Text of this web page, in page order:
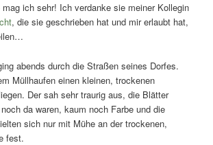
ich sehr! Ich verdanke sie meiner Kollegin
, die sie geschrieben hat und mir erlaubt hat,
abends durch die Straßen seines Dorfes.
Müllhaufen einen kleinen, trockenen
Der sah sehr traurig aus, die Blätter
da waren, kaum noch Farbe und die
sich nur mit Mühe an der trockenen,
fest.